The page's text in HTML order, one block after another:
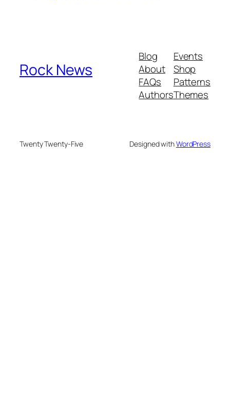
Rock News
Blog
About
FAQs
Authors
Events
Shop
Patterns
Themes
Twenty Twenty-Five Designed withWordPress